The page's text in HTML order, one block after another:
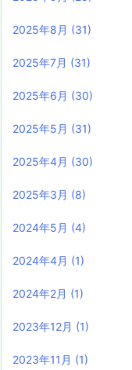
2025年8月 (31)
2025年7月 (31)
2025年6月 (30)
2025年5月 (31)
2025年4月 (30)
2025年3月 (8)
2024年5月 (4)
2024年4月 (1)
2024年2月 (1)
2023年12月 (1)
2023年11月 (1)